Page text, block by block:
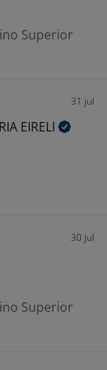
Superior
31 jul
EIRELI
30 jul
Superior